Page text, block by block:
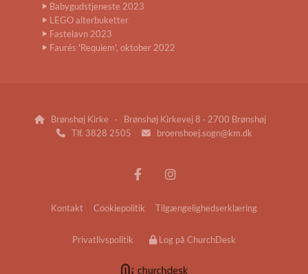
Babygudstjeneste 2023
LEGO alterbuketter
Fastelavn 2023
Faurés 'Requiem', oktober 2022
Brønshøj Kirke · Brønshøj Kirkevej 8 · 2700 Brønshøj
Tlf. 3828 2505 broenshoej.sogn@km.dk
Kontakt Cookiepolitik Tilgængelighedserklæring
Privatlivspolitik Log på ChurchDesk